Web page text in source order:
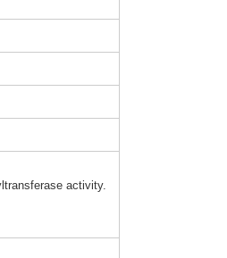
ltransferase activity.